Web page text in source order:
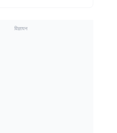
विज्ञापन